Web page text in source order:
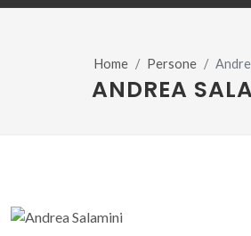
Home Persone
ANDREA